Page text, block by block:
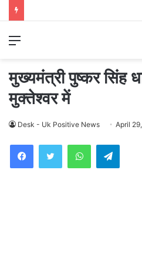
Menu
मुख्यमंत्री पुष्कर सिंह
मुक्तेश्वर में
Desk - Uk Positive News April
WhatsApp